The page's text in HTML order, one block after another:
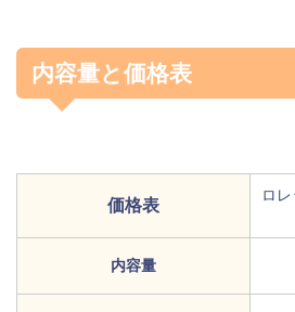
内容量と価格表
価格表
ロ
内容量